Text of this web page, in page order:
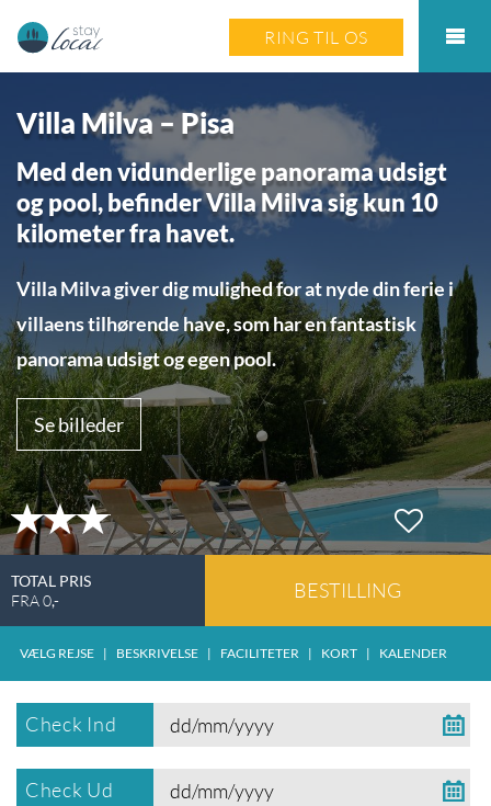
RING TIL OS
Villa Milva – Pisa
Med den vidunderlige panorama udsigt
og pool, befinder Villa Milva sig kun 10
kilometer fra havet.
Villa Milva giver dig mulighed for at nyde din ferie i
villaens tilhørende have, som har en fantastisk
panorama udsigt og egen pool.
Se billeder
TOTAL PRIS
FRA0,- BESTILLING
VÆLG REJSE | BESKRIVELSE | FACILITETER | KORT | KALENDER
Check Ind
Check Ud